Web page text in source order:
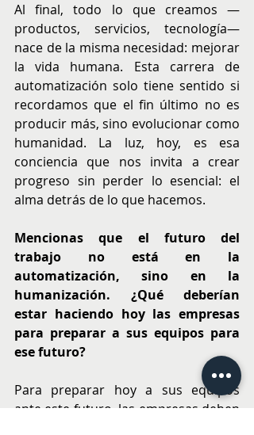
Al final, todo lo que creamos —
productos, servicios, tecnología—
nace de la misma necesidad: mejorar
la vida humana. Esta carrera de
automatización solo tiene sentido si
recordamos que el fin último no es
producir más, sino evolucionar como
humanidad. La luz, hoy, es esa
conciencia que nos invita a crear
progreso sin perder lo esencial: el
alma detrás de lo que hacemos.
Mencionas que el futuro del
trabajo no está en la
automatización, sino en la
humanización. ¿Qué deberían
estar haciendo hoy las empresas
para preparar a sus equipos para
ese futuro?
Para preparar hoy a sus equipos
ante este futuro, las empresas deben